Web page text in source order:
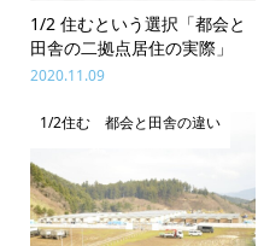
1/2 住むという選択「都会と
田舎の二拠点居住の実際」
2020.11.09
1/2住む 都会と田舎の違い